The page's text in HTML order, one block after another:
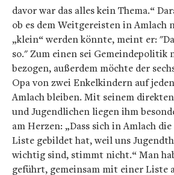
davor war das alles kein Thema.“
ob es dem Weitgereisten in Amlach
„klein“ werden könnte, meint er:
so." Zum einen sei Gemeindepolitik
bezogen, außerdem möchte der
Opa von zwei Enkelkindern auf
Amlach bleiben. Mit seinem
und Jugendlichen liegen ihm
am Herzen: „Dass sich in Amlach
Liste gebildet hat, weil uns
wichtig sind, stimmt nicht.“ Man
geführt, gemeinsam mit einer Liste